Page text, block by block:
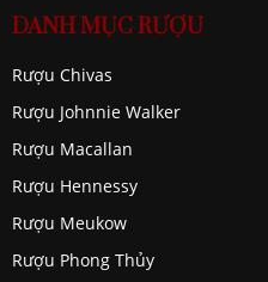
DANH MỤC RƯỢU
Rượu Chivas
Rượu Johnnie Walker
Rượu Macallan
Rượu Hennessy
Rượu Meukow
Rượu Phong Thủy